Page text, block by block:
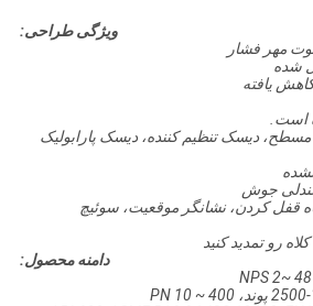
ویژگی طراحی:
مهر فشار
شده
یافته
است.
دیسک تنظیم کننده، دیسک پارابولیک
جوش
قفل کردن، نشانگر موقعیت، سوئیچ
رو تمديد کنيد
دامنه محصول: